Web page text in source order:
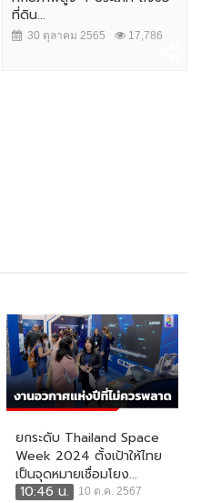
ที่ดิน...
30 ตุลาคม 2565 17,786
ยกระดับ Thailand Space
Week 2024 ตั้งเป้าให้ไทย
เป็นจุดหมายเชื่อมโยง...
10:46 น.
10 ต.ค. 2567